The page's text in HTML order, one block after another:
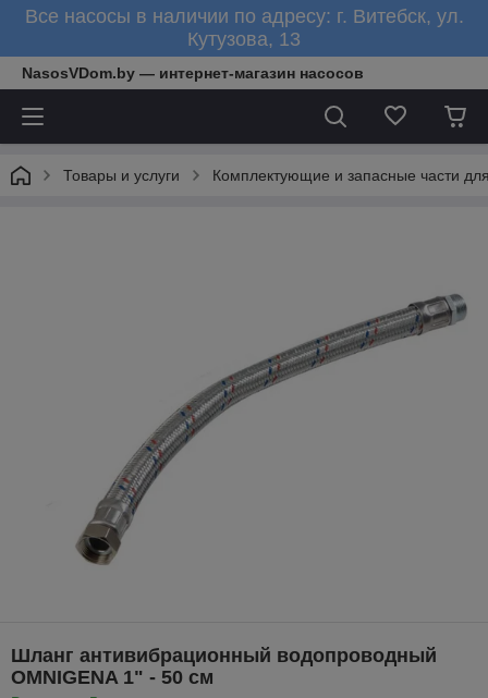
Все насосы в наличии по адресу: г. Витебск, ул.
Кутузова, 13
NasosVDom.by — интернет-магазин насосов
Товары и услуги Комплектующие и запасные части
Шланг антивибрационный водопроводный
OMNIGENA 1" - 50 см